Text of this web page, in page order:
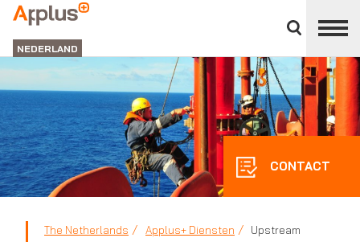
divisions
panel
APPLUS+
NEDERLAND
CONTACT
The Netherlands Applus+ Diensten Upstream